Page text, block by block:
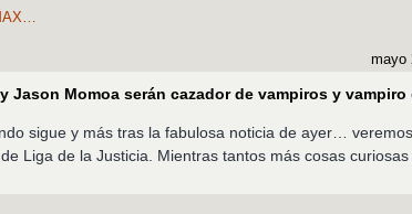
mayo
Jason Momoa serán cazador de vampiros y vampiro
sigue y más tras la fabulosa noticia de ayer…
Liga de la Justicia. Mientras tantos más cosas